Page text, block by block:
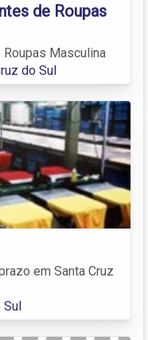
de Roupas
Masculina
do Sul
em Santa Cruz
Sul